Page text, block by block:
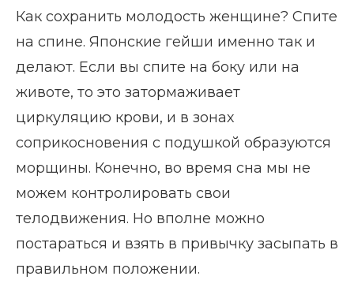
Как сохранить молодость женщине? Спите
на спине. Японские гейши именно так и
делают. Если вы спите на боку или на
животе, то это затормаживает
циркуляцию крови, и в зонах
соприкосновения с подушкой образуются
морщины. Конечно, во время сна мы не
можем контролировать свои
телодвижения. Но вполне можно
постараться и взять в привычку засыпать в
правильном положении.